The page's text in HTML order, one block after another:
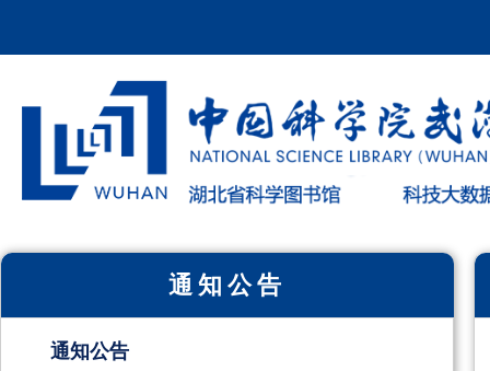
通知公告
通知公告